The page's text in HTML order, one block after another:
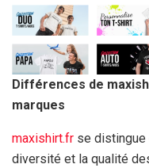
Différences de
marques
maxishirt.fr se distingue
diversité et la qualité